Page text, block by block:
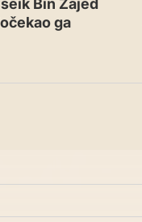
Bin Zajed
ga